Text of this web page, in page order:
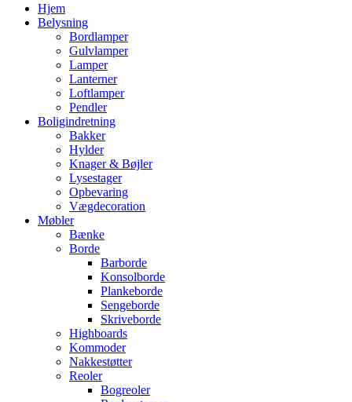
Hjem
Belysning
Bordlamper
Gulvlamper
Lamper
Lanterner
Loftlamper
Pendler
Boligindretning
Bakker
Hylder
Knager & Bøjler
Lysestager
Opbevaring
Vægdecoration
Møbler
Bænke
Borde
Barborde
Konsolborde
Plankeborde
Sengeborde
Skriveborde
Highboards
Kommoder
Nakkestøtter
Reoler
Bogreoler